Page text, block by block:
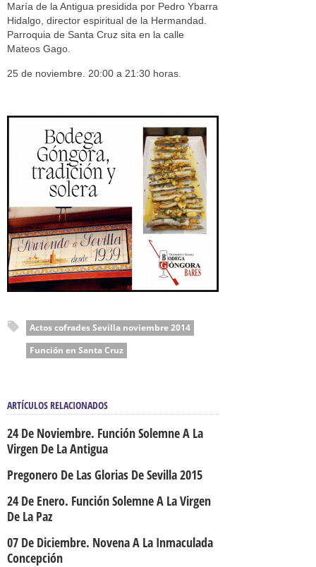
María de la Antigua presidida por Pedro Ybarra
Hidalgo, director espiritual de la Hermandad.
Parroquia de Santa Cruz sita en la calle
Mateos Gago.
25 de noviembre. 20:00 a 21:30 horas.
Actos cofrades Sevilla noviembre 2014
Función en Santa Cruz
ARTÍCULOS RELACIONADOS
24 De Noviembre. Función Solemne A La
Virgen De La Antigua
Pregonero De Las Glorias De Sevilla 2015
24 De Enero. Función Solemne A La Virgen
De La Paz
07 De Diciembre. Novena A La Inmaculada
Concepción